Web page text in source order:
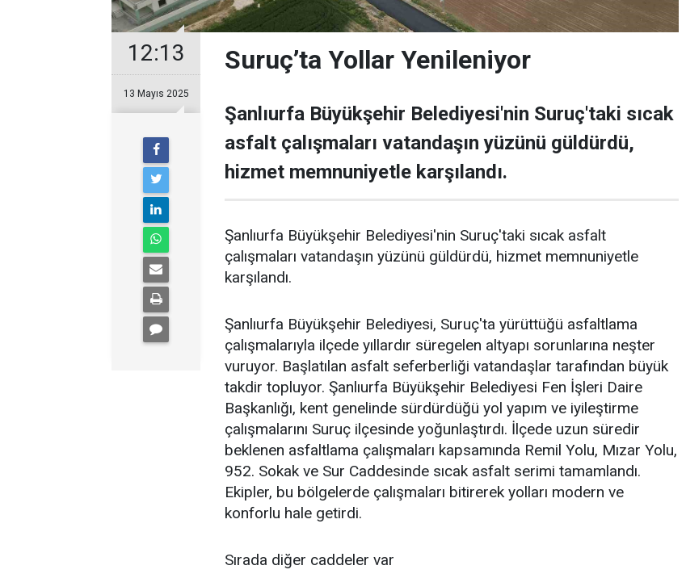
12:13
13 Mayıs 2025
Suruç’ta Yollar Yenileniyor
Şanlıurfa Büyükşehir Belediyesi'nin Suruç'taki sıcak
asfalt çalışmaları vatandaşın yüzünü güldürdü,
hizmet memnuniyetle karşılandı.
Şanlıurfa Büyükşehir Belediyesi'nin Suruç'taki sıcak asfalt
çalışmaları vatandaşın yüzünü güldürdü, hizmet memnuniyetle
karşılandı.
Şanlıurfa Büyükşehir Belediyesi, Suruç'ta yürüttüğü asfaltlama
çalışmalarıyla ilçede yıllardır süregelen altyapı sorunlarına neşter
vuruyor. Başlatılan asfalt seferberliği vatandaşlar tarafından büyük
takdir topluyor. Şanlıurfa Büyükşehir Belediyesi Fen İşleri Daire
Başkanlığı, kent genelinde sürdürdüğü yol yapım ve iyileştirme
çalışmalarını Suruç ilçesinde yoğunlaştırdı. İlçede uzun süredir
beklenen asfaltlama çalışmaları kapsamında Remil Yolu, Mızar Yolu,
952. Sokak ve Sur Caddesinde sıcak asfalt serimi tamamlandı.
Ekipler, bu bölgelerde çalışmaları bitirerek yolları modern ve
konforlu hale getirdi.
Sırada diğer caddeler var